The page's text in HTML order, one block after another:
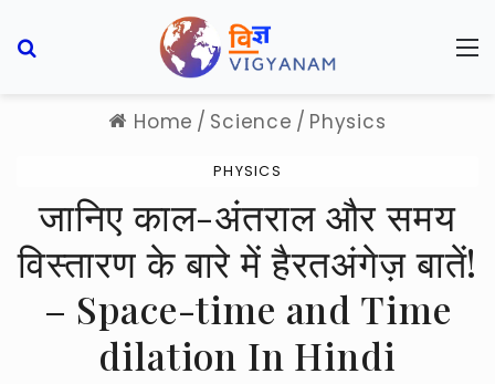
Home / Science / Physics
PHYSICS
जानिए काल-अंतराल और समय
विस्तारण के बारे में हैरतअंगेज़ बातें!
– Space-time and Time
dilation In Hindi